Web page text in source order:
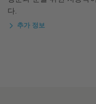
다.
추가 정보